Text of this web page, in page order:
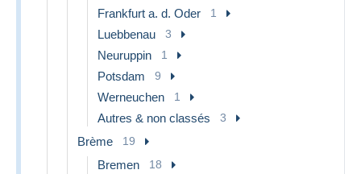
Frankfurt a. d. Oder 1
Luebbenau 3
Neuruppin 1
Potsdam 9
Werneuchen 1
Autres & non classés 3
Brème 19
Bremen 18